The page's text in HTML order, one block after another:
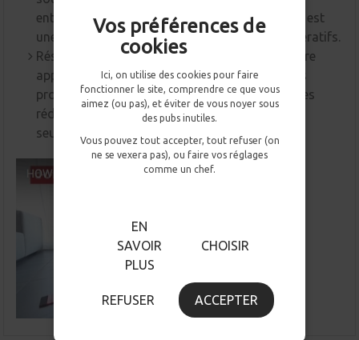
entraînersa détérioration ou sa fonte, le vinyle est
une matière plastique soumis aux mêmes impératifs.
Résistant à l’eau nos adhésifs déco peuvent être
appliqués en extérieur. Cependant, exposer nos
produits à la rudesse des conditions extérieures
réduira leur durée de vie à quelques années
seulement.
Vos préférences de
cookies
Ici, on utilise des cookies pour faire
fonctionner le site, comprendre ce que vous
aimez (ou pas), et éviter de vous noyer sous
des pubs inutiles.
Vous pouvez tout accepter, tout refuser (on
ne se vexera pas), ou faire vos réglages
comme un chef.
EN
SAVOIR
PLUS
CHOISIR
REFUSER ACCEPTER